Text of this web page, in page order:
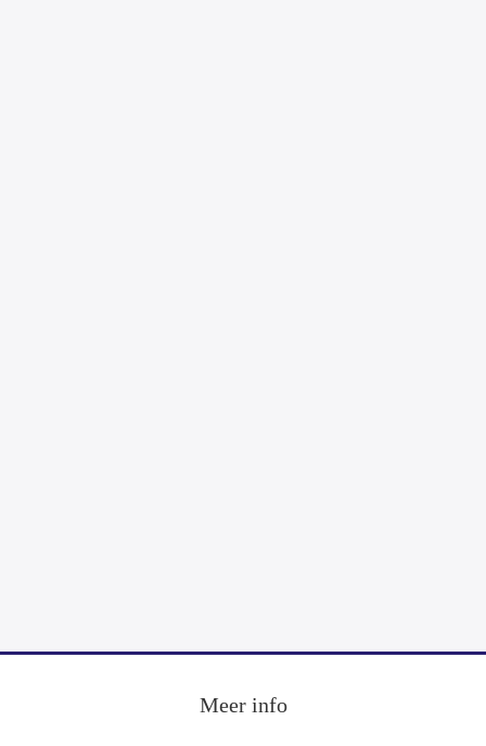
Meer info